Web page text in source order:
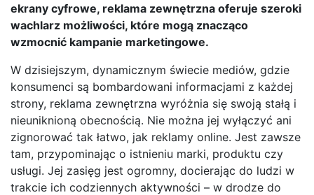
ekrany cyfrowe, reklama zewnętrzna oferuje szeroki
wachlarz możliwości, które mogą znacząco
wzmocnić kampanie marketingowe.
W dzisiejszym, dynamicznym świecie mediów, gdzie
konsumenci są bombardowani informacjami z każdej
strony, reklama zewnętrzna wyróżnia się swoją stałą i
nieuniknioną obecnością. Nie można jej wyłączyć ani
zignorować tak łatwo, jak reklamy online. Jest zawsze
tam, przypominając o istnieniu marki, produktu czy
usługi. Jej zasięg jest ogromny, docierając do ludzi w
trakcie ich codziennych aktywności – w drodze do